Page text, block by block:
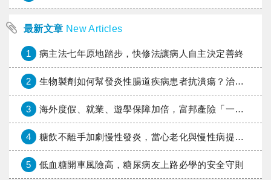
最新文章 New Articles
1 病主法七年原地踏步，快修法讓病人自主決定善終
2 生物製劑如何幫發炎性腸道疾病患者抗潰瘍？治療進展與健保給付困境一次看
3 海外度假、就業、遊學保障加倍，富邦產險「一期逐夢」專案加碼遠距醫療與緊急救援
4 糖飲不離手加劇慢性發炎，當心老化與慢性病提早報到
5 低血糖開車風險高，糖尿病友上路必學的安全守則